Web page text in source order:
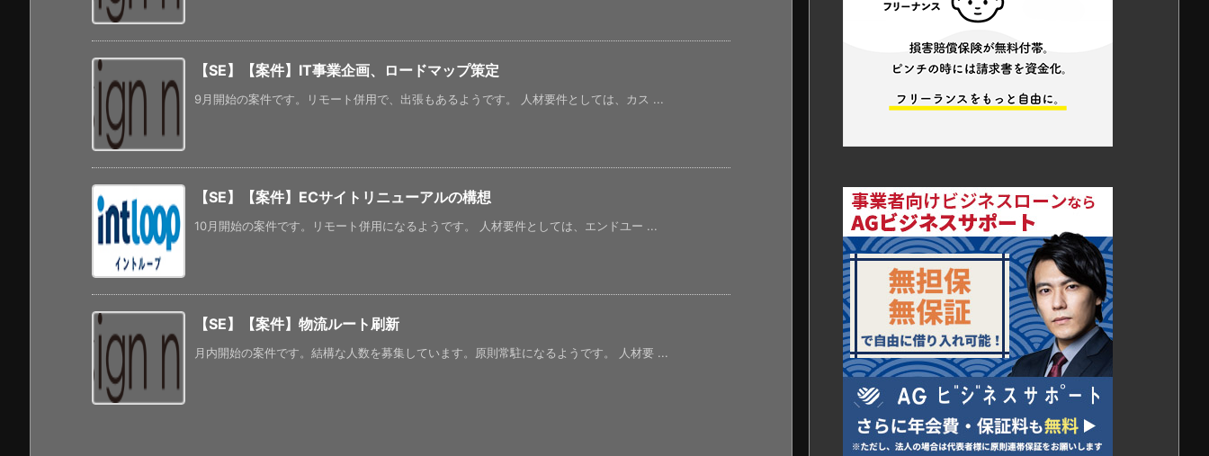
【SE】【案件】IT事業企画、ロードマップ策定
9月開始の案件です。リモート併用で、出張もあるようです。 人材要件としては、カス ...
【SE】【案件】ECサイトリニューアルの構想
10月開始の案件です。リモート併用になるようです。 人材要件としては、エンドユー ...
【SE】【案件】物流ルート刷新
月内開始の案件です。結構な人数を募集しています。原則常駐になるようです。 人材要 ...